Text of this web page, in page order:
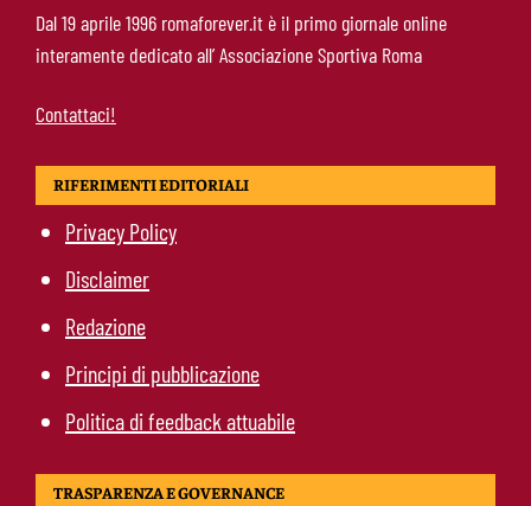
Manfrè-Roma, nuova era nel vivaio: raccoglie
l’eredità di Bruno Conti
Dal 19 aprile 1996 romaforever.it è il primo giornale online
interamente dedicato all’ Associazione Sportiva Roma
Contattaci!
RIFERIMENTI EDITORIALI
Privacy Policy
Disclaimer
Redazione
Principi di pubblicazione
Politica di feedback attuabile
TRASPARENZA E GOVERNANCE